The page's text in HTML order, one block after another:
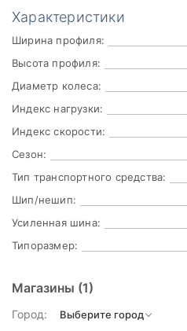
Характеристики
Ширина профиля:
Высота профиля:
Диаметр колеса:
Индекс нагрузки:
Индекс скорости:
Сезон:
Тип транспортного средства:
Шип/нешип:
Усиленная шина:
Типоразмер:
Магазины (1)
Город: